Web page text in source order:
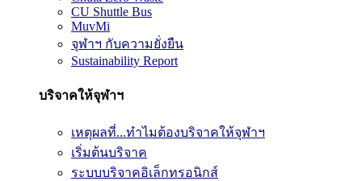
CU Shuttle Bus
MuvMi
จุฬาฯ กับความยั่งยืน
Sustainability Report
บริจาคให้จุฬาฯ
เหตุผลที่...ทำไมต้องบริจาคให้จุฬาฯ
เริ่มต้นบริจาค
ระบบบริจาคอิเล็กทรอนิกส์